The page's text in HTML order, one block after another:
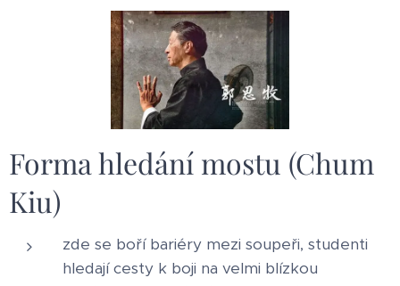
Forma hledání mostu (Chum
Kiu)
zde se boří bariéry mezi soupeři, studenti
hledají cesty k boji na velmi blízkou